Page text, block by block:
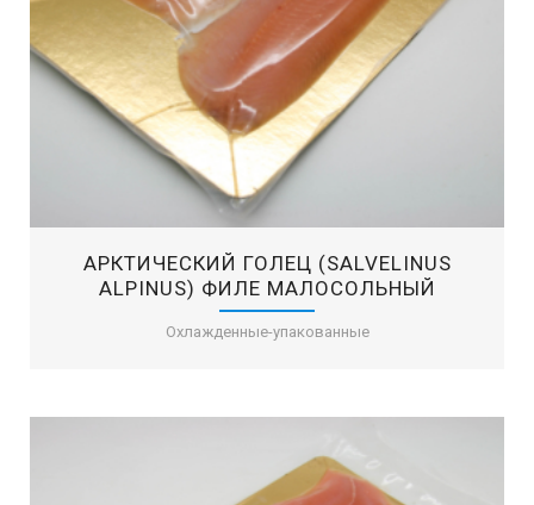
AРКТИЧЕСКИЙ ГОЛЕЦ (SALVELINUS
ALPINUS) ФИЛЕ МАЛОСОЛЬНЫЙ
Охлажденные-упакованные